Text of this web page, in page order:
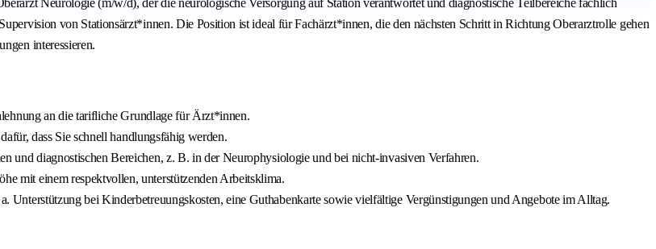
Neurologie (m/w/d), der die neurologische Versorgung auf Station verantwortet und diagnostische Teilbereiche fachlich
von Stationsärzt*innen. Die Position ist ideal für Fachärzt*innen, die den nächsten Schritt in Richtung Oberarztrolle gehen
interessieren.
an die tarifliche Grundlage für Ärzt*innen.
dass Sie schnell handlungsfähig werden.
diagnostischen Bereichen, z. B. in der Neurophysiologie und bei nicht-invasiven Verfahren.
mit einem respektvollen, unterstützenden Arbeitsklima.
Unterstützung bei Kinderbetreuungskosten, eine Guthabenkarte sowie vielfältige Vergünstigungen und Angebote im Alltag.